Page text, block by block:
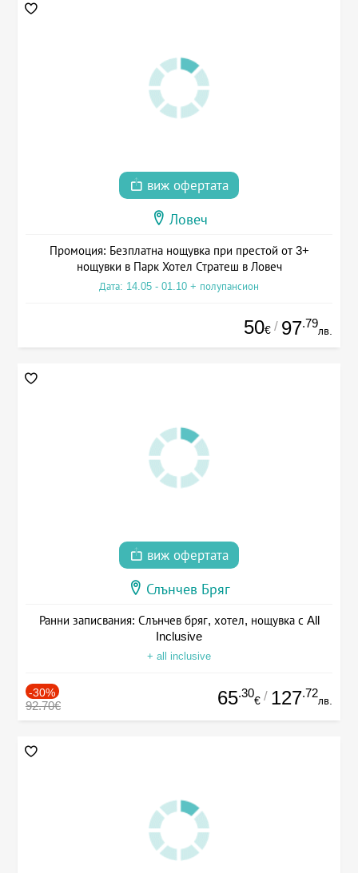
виж офертата
Ловеч
Промоция: Безплатна нощувка при престой от 3+
нощувки в Парк Хотел Стратеш в Ловеч
Дата: 14.05 - 01.10 + полупансион
50€ / 97.79
лв.
виж офертата
Слънчев Бряг
Ранни записвания: Слънчев бряг, хотел, нощувка с All
Inclusive
+ all inclusive
-30%
92.70€ 65.30
€ / 127.72
лв.